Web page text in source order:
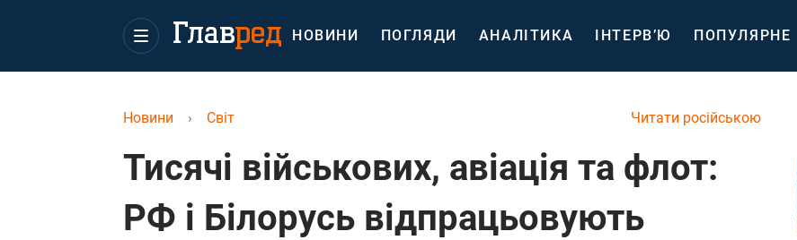
НОВИНИ ПОГЛЯДИ АНАЛІТИКА ІНТЕРВ’Ю ПОПУЛЯРНЕ
Читати російською
Новини › Світ
Тисячі військових, авіація та флот:
РФ і Білорусь відпрацьовують